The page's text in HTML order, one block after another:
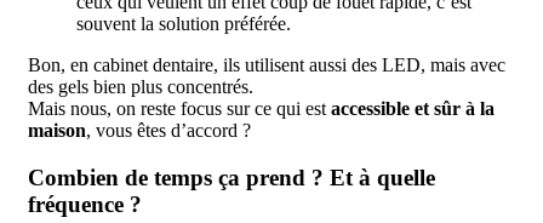
souvent la solution préférée.
Bon, en cabinet dentaire, ils utilisent aussi des LED, mais avec
des gels bien plus concentrés.
Mais nous, on reste focus sur ce qui est accessible et sûr à la
maison, vous êtes d’accord ?
Combien de temps ça prend ? Et à quelle
fréquence ?